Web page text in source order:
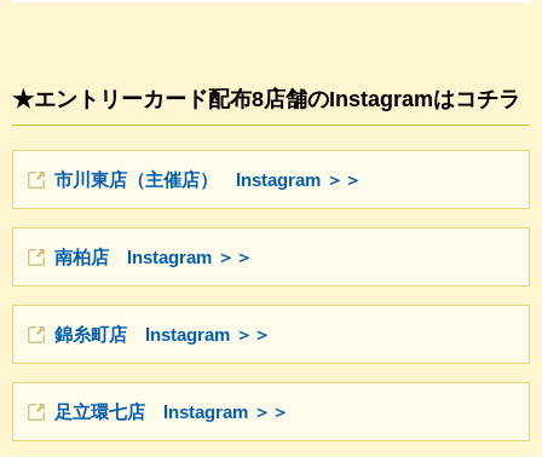
★エントリーカード配布8店舗のInstagramはコチラ
市川東店（主催店） Instagram ＞＞
南柏店 Instagram ＞＞
錦糸町店 Instagram ＞＞
足立環七店 Instagram ＞＞